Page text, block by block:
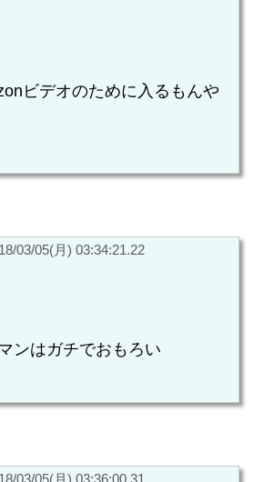
ビデオのために入るもんや
03/05(月) 03:34:21.22
ンはガチでおもろい
03/05(月) 03:36:00.31